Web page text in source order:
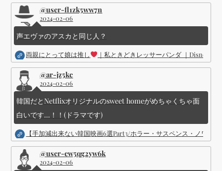
@user-fl1zk5ww7n
2024-02-06
声エヴァのアスカと同じ人？
両親にとって娘は推し ｜私ときどきレッサーパンダ ｜Disney (
@ar-jz5kc
2024-02-06
韓国だとNetflixオリジナルのsweet homeがめちゃくちゃ面
白いです...！！(ドラマです)
【手加減出来ない韓国映画6選Part3/ホラー・サスペンス・ノワー
@user-ew5qg2yw6k
2024-02-06